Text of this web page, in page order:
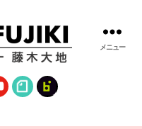
note fanclub
メニュー